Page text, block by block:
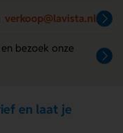
verkoop@lavista.nl
bezoek onze
en laat je